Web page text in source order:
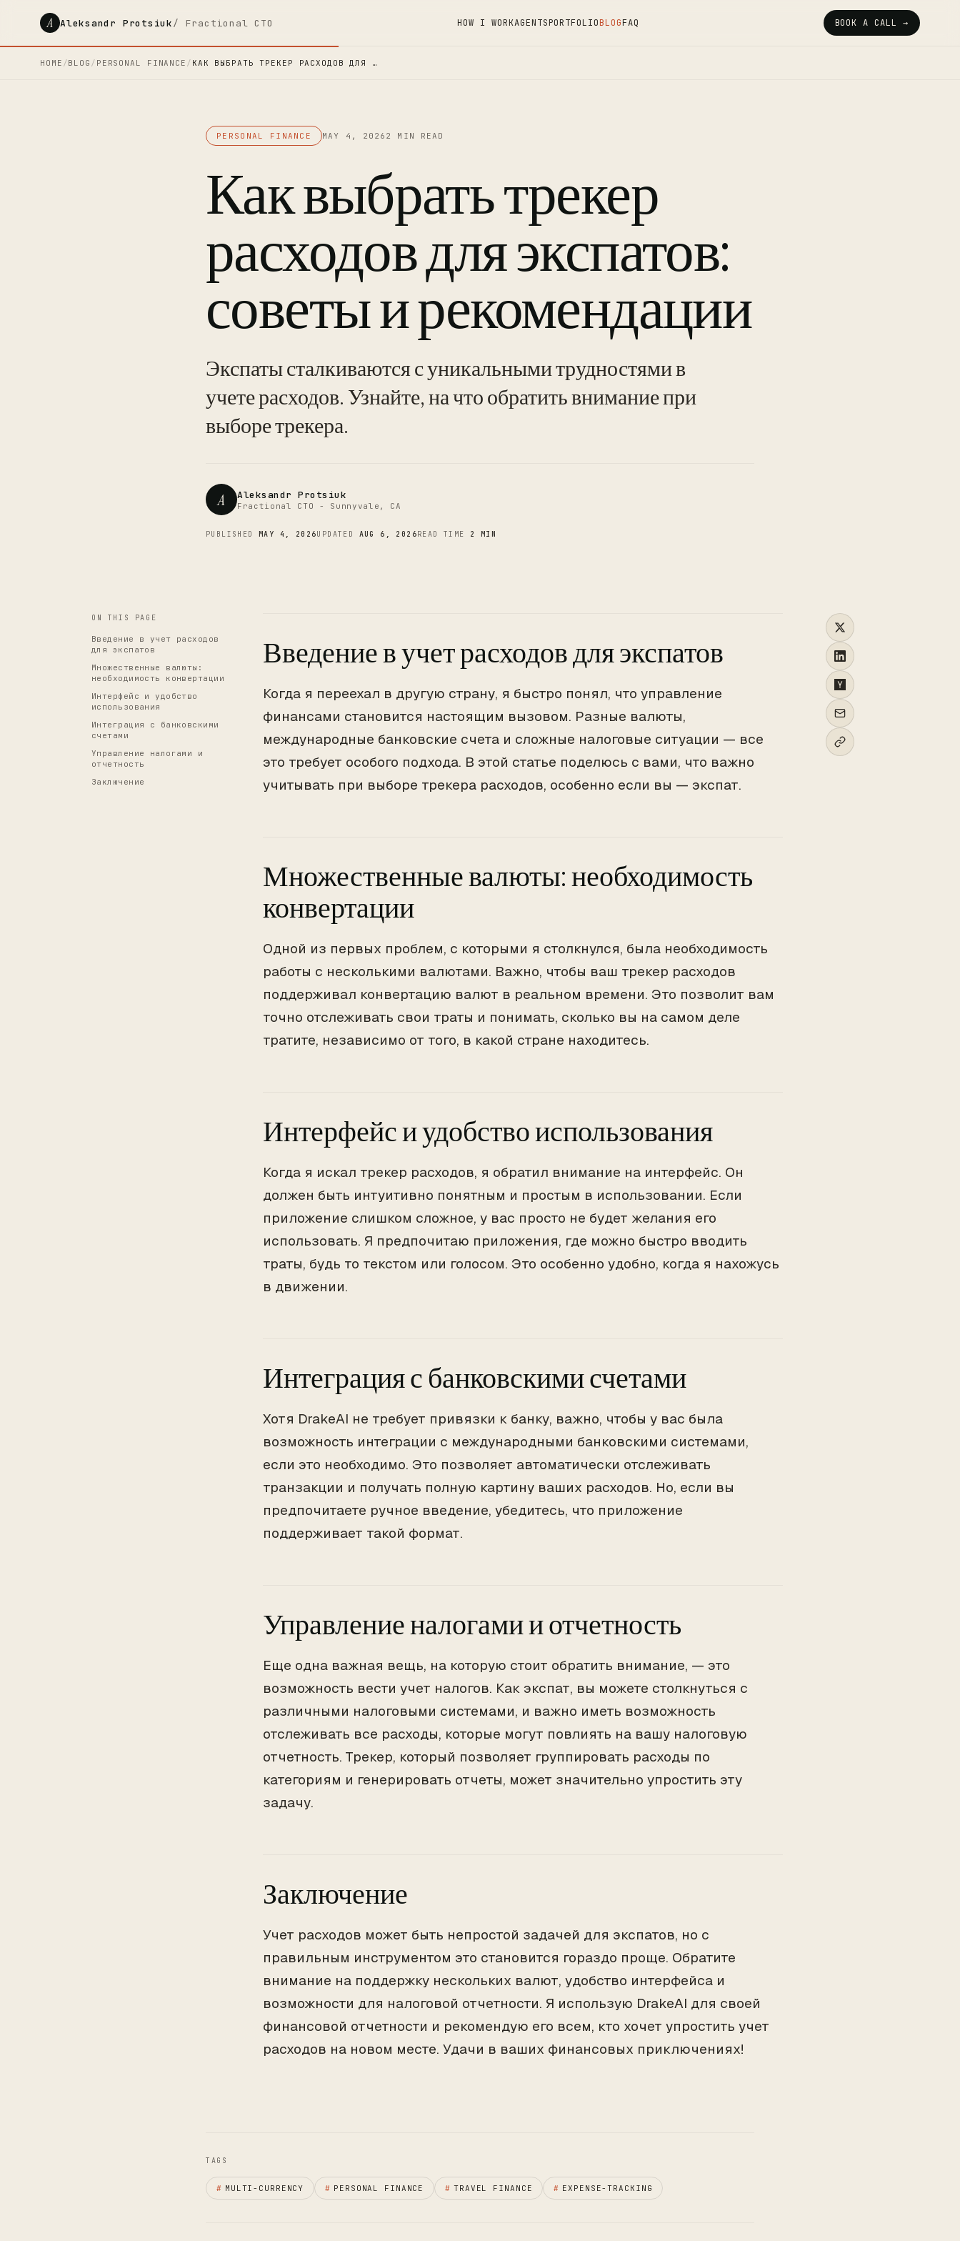
A Aleksandr Protsiuk/ Fractional CTO HOW I WORKAGENTSPORTFOLIOBLOGFAQ BOOK A CALL →
HOME /BLOG / PERSONAL FINANCE / КАК ВЫБРАТЬ ТРЕКЕР РАСХОДОВ ДЛЯ …
PERSONAL FINANCE MAY 4, 2026 2 MIN READ
Как выбрать трекер
расходов для экспатов:
советы и рекомендации
Экспаты сталкиваются с уникальными трудностями в
учете расходов. Узнайте, на что обратить внимание при
выборе трекера.
A Aleksandr Protsiuk
Fractional CTO - Sunnyvale, CA
PUBLISHED MAY 4, 2026UPDATED AUG 6, 2026READ TIME 2 MIN
CTO
ON THIS PAGE
Введение в учет расходов
для экспатов
Множественные валюты:
необходимость конвертации
Интерфейс и удобство
использования
Интеграция с банковскими
счетами
Управление налогами и
отчетность
Заключение
Введение в учет расходов для экспатов
Когда я переехал в другую страну, я быстро понял, что управление
финансами становится настоящим вызовом. Разные валюты,
международные банковские счета и сложные налоговые ситуации — все
это требует особого подхода. В этой статье поделюсь с вами, что важно
учитывать при выборе трекера расходов, особенно если вы — экспат.
Множественные валюты: необходимость
конвертации
Одной из первых проблем, с которыми я столкнулся, была необходимость
работы с несколькими валютами. Важно, чтобы ваш трекер расходов
поддерживал конвертацию валют в реальном времени. Это позволит вам
точно отслеживать свои траты и понимать, сколько вы на самом деле
тратите, независимо от того, в какой стране находитесь.
Интерфейс и удобство использования
Когда я искал трекер расходов, я обратил внимание на интерфейс. Он
должен быть интуитивно понятным и простым в использовании. Если
приложение слишком сложное, у вас просто не будет желания его
использовать. Я предпочитаю приложения, где можно быстро вводить
траты, будь то текстом или голосом. Это особенно удобно, когда я нахожусь
в движении.
Интеграция с банковскими счетами
Хотя DrakeAI не требует привязки к банку, важно, чтобы у вас была
возможность интеграции с международными банковскими системами,
если это необходимо. Это позволяет автоматически отслеживать
транзакции и получать полную картину ваших расходов. Но, если вы
предпочитаете ручное введение, убедитесь, что приложение
поддерживает такой формат.
Управление налогами и отчетность
Еще одна важная вещь, на которую стоит обратить внимание, — это
возможность вести учет налогов. Как экспат, вы можете столкнуться с
различными налоговыми системами, и важно иметь возможность
отслеживать все расходы, которые могут повлиять на вашу налоговую
отчетность. Трекер, который позволяет группировать расходы по
категориям и генерировать отчеты, может значительно упростить эту
задачу.
Заключение
Учет расходов может быть непростой задачей для экспатов, но с
правильным инструментом это становится гораздо проще. Обратите
внимание на поддержку нескольких валют, удобство интерфейса и
возможности для налоговой отчетности. Я использую DrakeAI для своей
финансовой отчетности и рекомендую его всем, кто хочет упростить учет
расходов на новом месте. Удачи в ваших финансовых приключениях!
TAGS
# MULTI-CURRENCY # PERSONAL FINANCE # TRAVEL FINANCE # EXPENSE-TRACKING